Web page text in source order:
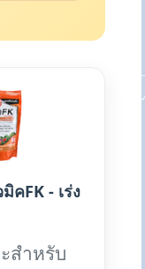
คFK - เร่ง
สำหรับ